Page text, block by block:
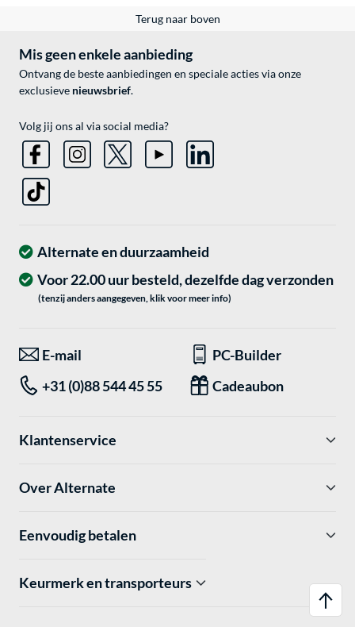
Terug naar boven
Mis geen enkele aanbieding
Ontvang de beste aanbiedingen en speciale acties via onze
exclusieve nieuwsbrief.
Volg jij ons al via social media?
Alternate en duurzaamheid
Voor 22.00 uur besteld, dezelfde dag verzonden
(tenzij anders aangegeven, klik voor meer info)
E-mail
PC-Builder
+31 (0)88 544 45 55
Cadeaubon
Klantenservice
Over Alternate
Eenvoudig betalen
Keurmerk en transporteurs